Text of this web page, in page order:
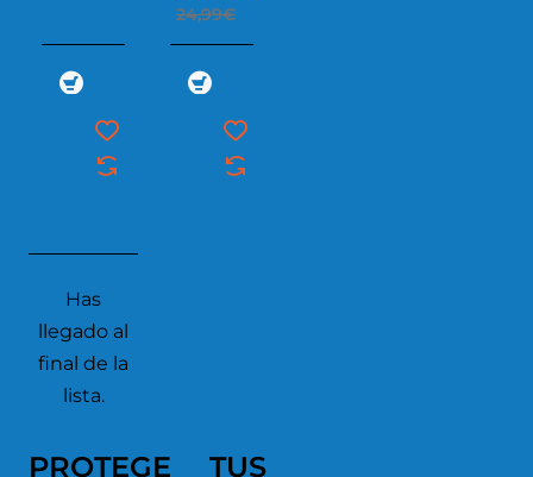
24,99€
Has
llegado al
final de la
lista.
PROTEGE TUS